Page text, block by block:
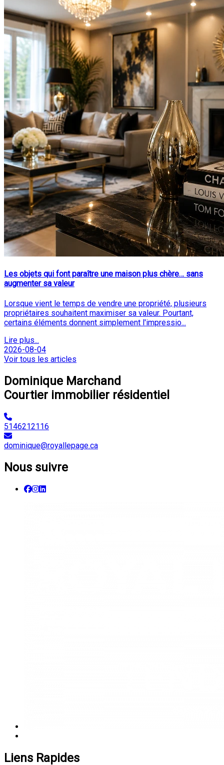
Les objets qui font paraître une maison plus chère… sans
augmenter sa valeur
Lorsque vient le temps de vendre une propriété, plusieurs
propriétaires souhaitent maximiser sa valeur. Pourtant,
certains éléments donnent simplement l'impressio...
Lire plus...
2026-08-04
Voir tous les articles
Dominique Marchand
Courtier immobilier résidentiel
5146212116
dominique@royallepage.ca
Nous suivre
Liens Rapides